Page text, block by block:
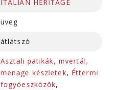
ITALIAN HERITAGE
üveg
átlátszó
Asztali patikák, invertál,
menage készletek, Éttermi
fogyóeszközök,